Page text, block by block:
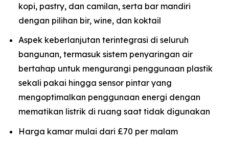
kopi, pastry, dan camilan, serta bar mandiri
dengan pilihan bir, wine, dan koktail
Aspek keberlanjutan terintegrasi di seluruh
bangunan, termasuk sistem penyaringan air
bertahap untuk mengurangi penggunaan plastik
sekali pakai hingga sensor pintar yang
mengoptimalkan penggunaan energi dengan
mematikan listrik di ruang saat tidak digunakan
Harga kamar mulai dari £70 per malam